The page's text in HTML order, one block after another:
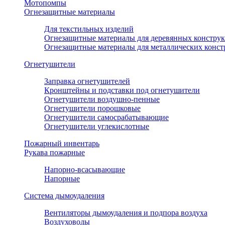
Мотопомпы
Огнезащитные материалы
Для текстильных изделий
Огнезащитные материалы для деревянных
Огнезащитные материалы для металлических
Огнетушители
Заправка огнетушителей
Кронштейны и подставки под огнетушители
Огнетушители воздушно-пенные
Огнетушители порошковые
Огнетушители самосрабатывающие
Огнетушители углекислотные
Пожарный инвентарь
Рукава пожарные
Напорно-всасывающие
Напорные
Система дымоудаления
Вентиляторы дымоудаления и подпора воздуха
Воздуховоды